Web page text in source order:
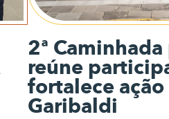
2ª
reúne
fortalece
Garibaldi